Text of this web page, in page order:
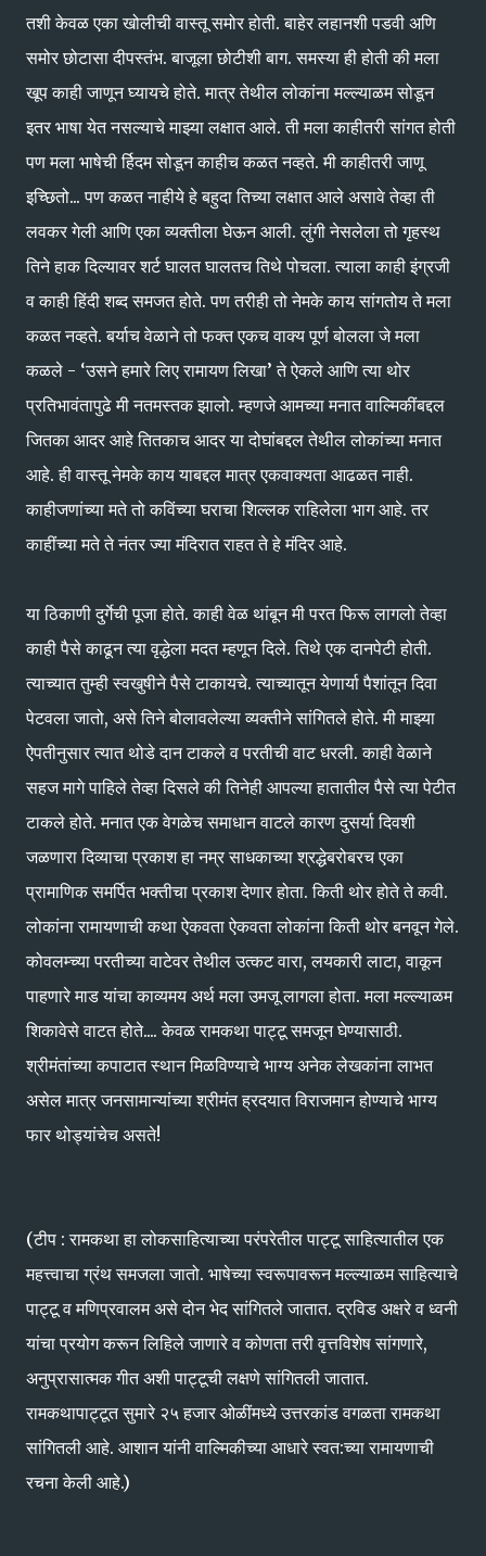
तशी केवळ एका खोलीची वास्तू समोर होती. बाहेर लहानशी पडवी अणि
समोर छोटासा दीपस्तंभ. बाजूला छोटीशी बाग. समस्या ही होती की मला
खूप काही जाणून घ्यायचे होते. मात्र तेथील लोकांना मल्ल्याळम सोडून
इतर भाषा येत नसल्याचे माझ्या लक्षात आले. ती मला काहीतरी सांगत होती
पण मला भाषेची र्हिदम सोडून काहीच कळत नव्हते. मी काहीतरी जाणू
इच्छितो... पण कळत नाहीये हे बहुदा तिच्या लक्षात आले असावे तेव्हा ती
लवकर गेली आणि एका व्यक्तीला घेऊन आली. लुंगी नेसलेला तो गृहस्थ
तिने हाक दिल्यावर शर्ट घालत घालतच तिथे पोचला. त्याला काही इंग्रजी
व काही हिंदी शब्द समजत होते. पण तरीही तो नेमके काय सांगतोय ते मला
कळत नव्हते. बर्याच वेळाने तो फक्त एकच वाक्य पूर्ण बोलला जे मला
कळले - ‘उसने हमारे लिए रामायण लिखा’ ते ऐकले आणि त्या थोर
प्रतिभावंतापुढे मी नतमस्तक झालो. म्हणजे आमच्या मनात वाल्मिकींबद्दल
जितका आदर आहे तितकाच आदर या दोघांबद्दल तेथील लोकांच्या मनात
आहे. ही वास्तू नेमके काय याबद्दल मात्र एकवाक्यता आढळत नाही.
काहीजणांच्या मते तो कविंच्या घराचा शिल्लक राहिलेला भाग आहे. तर
काहींच्या मते ते नंतर ज्या मंदिरात राहत ते हे मंदिर आहे.
या ठिकाणी दुर्गेची पूजा होते. काही वेळ थांबून मी परत फिरू लागलो तेव्हा
काही पैसे काढून त्या वृद्धेला मदत म्हणून दिले. तिथे एक दानपेटी होती.
त्याच्यात तुम्ही स्वखुषीने पैसे टाकायचे. त्याच्यातून येणार्या पैशांतून दिवा
पेटवला जातो, असे तिने बोलावलेल्या व्यक्तीने सांगितले होते. मी माझ्या
ऐपतीनुसार त्यात थोडे दान टाकले व परतीची वाट धरली. काही वेळाने
सहज मागे पाहिले तेव्हा दिसले की तिनेही आपल्या हातातील पैसे त्या पेटीत
टाकले होते. मनात एक वेगळेच समाधान वाटले कारण दुसर्या दिवशी
जळणारा दिव्याचा प्रकाश हा नम्र साधकाच्या श्रद्धेबरोबरच एका
प्रामाणिक समर्पित भक्तीचा प्रकाश देणार होता. किती थोर होते ते कवी.
लोकांना रामायणाची कथा ऐकवता ऐकवता लोकांना किती थोर बनवून गेले.
कोवलम्च्या परतीच्या वाटेवर तेथील उत्कट वारा, लयकारी लाटा, वाकून
पाहणारे माड यांचा काव्यमय अर्थ मला उमजू लागला होता. मला मल्ल्याळम
शिकावेसे वाटत होते.... केवळ रामकथा पाट्टू समजून घेण्यासाठी.
श्रीमंतांच्या कपाटात स्थान मिळविण्याचे भाग्य अनेक लेखकांना लाभत
असेल मात्र जनसामान्यांच्या श्रीमंत ह्रदयात विराजमान होण्याचे भाग्य
फार थोड्यांचेच असते!
(टीप : रामकथा हा लोकसाहित्याच्या परंपरेतील पाट्टू साहित्यातील एक
महत्त्वाचा ग्रंथ समजला जातो. भाषेच्या स्वरूपावरून मल्ल्याळम साहित्याचे
पाट्टू व मणिप्रवालम असे दोन भेद सांगितले जातात. द्रविड अक्षरे व ध्वनी
यांचा प्रयोग करून लिहिले जाणारे व कोणता तरी वृत्तविशेष सांगणारे,
अनुप्रासात्मक गीत अशी पाट्टूची लक्षणे सांगितली जातात.
रामकथापाट्टूत सुमारे २५ हजार ओळींमध्ये उत्तरकांड वगळता रामकथा
सांगितली आहे. आशान यांनी वाल्मिकीच्या आधारे स्वत:च्या रामायणाची
रचना केली आहे.)